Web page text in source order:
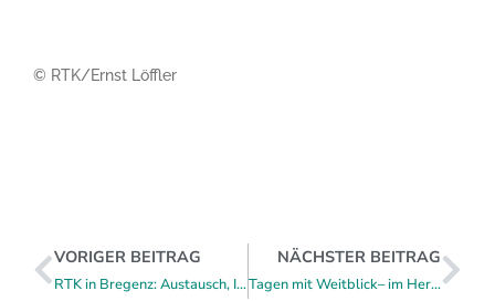
© RTK/Ernst Löffler
VORIGER BEITRAG
RTK in Bregenz: Austausch, Inspiration und neue Kontakte am Bodensee
NÄCHSTER BEITRAG
Tagen mit Weitblick– im Herzen des Nationalparks Kalkalpen.